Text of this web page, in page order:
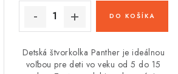
DO KOŠÍKA
Detská štvorkolka Panther je ideálnou
voľbou pre deti vo veku od 5 do 15